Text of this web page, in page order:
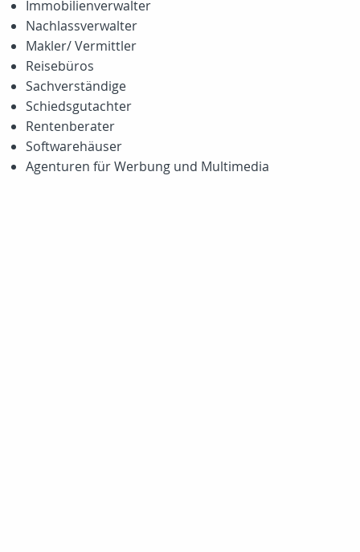
Immobilienverwalter
Nachlassverwalter
Makler/ Vermittler
Reisebüros
Sachverständige
Schiedsgutachter
Rentenberater
Softwarehäuser
Agenturen für Werbung und Multimedia